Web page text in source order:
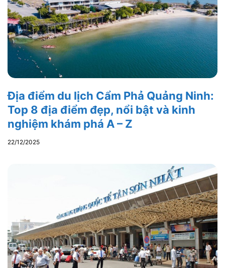
Địa điểm du lịch Cẩm Phả Quảng Ninh:
Top 8 địa điểm đẹp, nổi bật và kinh
nghiệm khám phá A – Z
22/12/2025